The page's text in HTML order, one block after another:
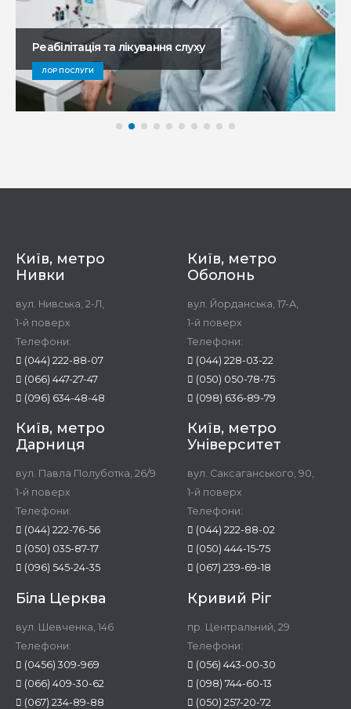
Реабілітація та лікування слуху
ЛОР ПОСЛУГИ
Київ, метро
Нивки
вул. Нивська, 2-Л,
1-й поверх
Телефони:
(044) 222-88-07
(066) 447-27-47
(096) 634-48-48
Київ, метро
Оболонь
вул. Йорданська, 17-А,
1-й поверх
Телефони:
(044) 228-03-22
(050) 050-78-75
(098) 636-89-79
Київ, метро
Дарниця
вул. Павла Полуботка, 26/9
1-й поверх
Телефони:
(044) 222-76-56
(050) 035-87-17
(096) 545-24-35
Київ, метро
Університет
вул. Саксаганського, 90,
1-й поверх
Телефони:
(044) 222-88-02
(050) 444-15-75
(067) 239-69-18
Біла Церква
вул. Шевченка, 146
Телефони:
(0456) 309-969
(066) 409-30-62
(067) 234-89-88
Кривий Ріг
пр. Центральний, 29
Телефони:
(056) 443-00-30
(098) 744-60-13
(050) 257-20-72